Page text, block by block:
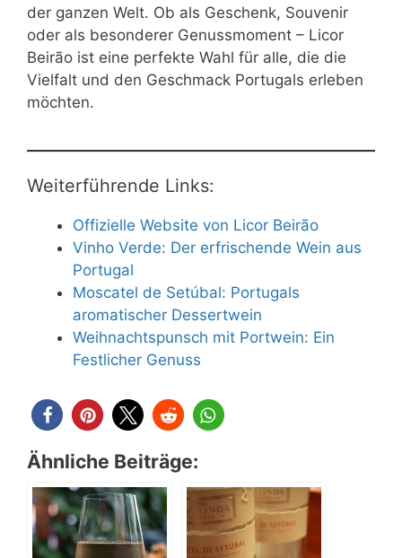
der ganzen Welt. Ob als Geschenk, Souvenir
oder als besonderer Genussmoment – Licor
Beirão ist eine perfekte Wahl für alle, die die
Vielfalt und den Geschmack Portugals erleben
möchten.
Weiterführende Links:
Offizielle Website von Licor Beirão
Vinho Verde: Der erfrischende Wein aus
Portugal
Moscatel de Setúbal: Portugals
aromatischer Dessertwein
Weihnachtspunsch mit Portwein: Ein
Festlicher Genuss
Ähnliche Beiträge: